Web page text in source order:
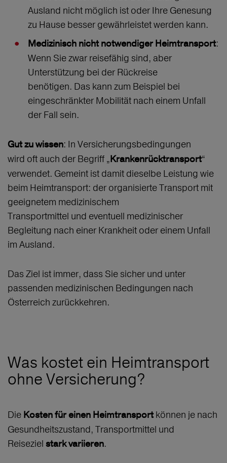
Ausland nicht möglich ist oder Ihre Genesung
zu Hause besser gewährleistet werden kann.
Medizinisch nicht notwendiger Heimtransport:
Wenn Sie zwar reisefähig sind, aber
Unterstützung bei der Rückreise
benötigen. Das kann zum Beispiel bei
eingeschränkter Mobilität nach einem Unfall
der Fall sein.
Gut zu wissen: In Versicherungsbedingungen
wird oft auch der Begriff „Krankenrücktransport“
verwendet. Gemeint ist damit dieselbe Leistung wie
beim Heimtransport: der organisierte Transport mit
geeignetem medizinischem
Transportmittel und eventuell medizinischer
Begleitung nach einer Krankheit oder einem Unfall
im Ausland.
Das Ziel ist immer, dass Sie sicher und unter
passenden medizinischen Bedingungen nach
Österreich zurückkehren.
Was kostet ein Heimtransport
ohne Versicherung?
Die Kosten für einen Heimtransport können je nach
Gesundheitszustand, Transportmittel und
Reiseziel stark variieren.